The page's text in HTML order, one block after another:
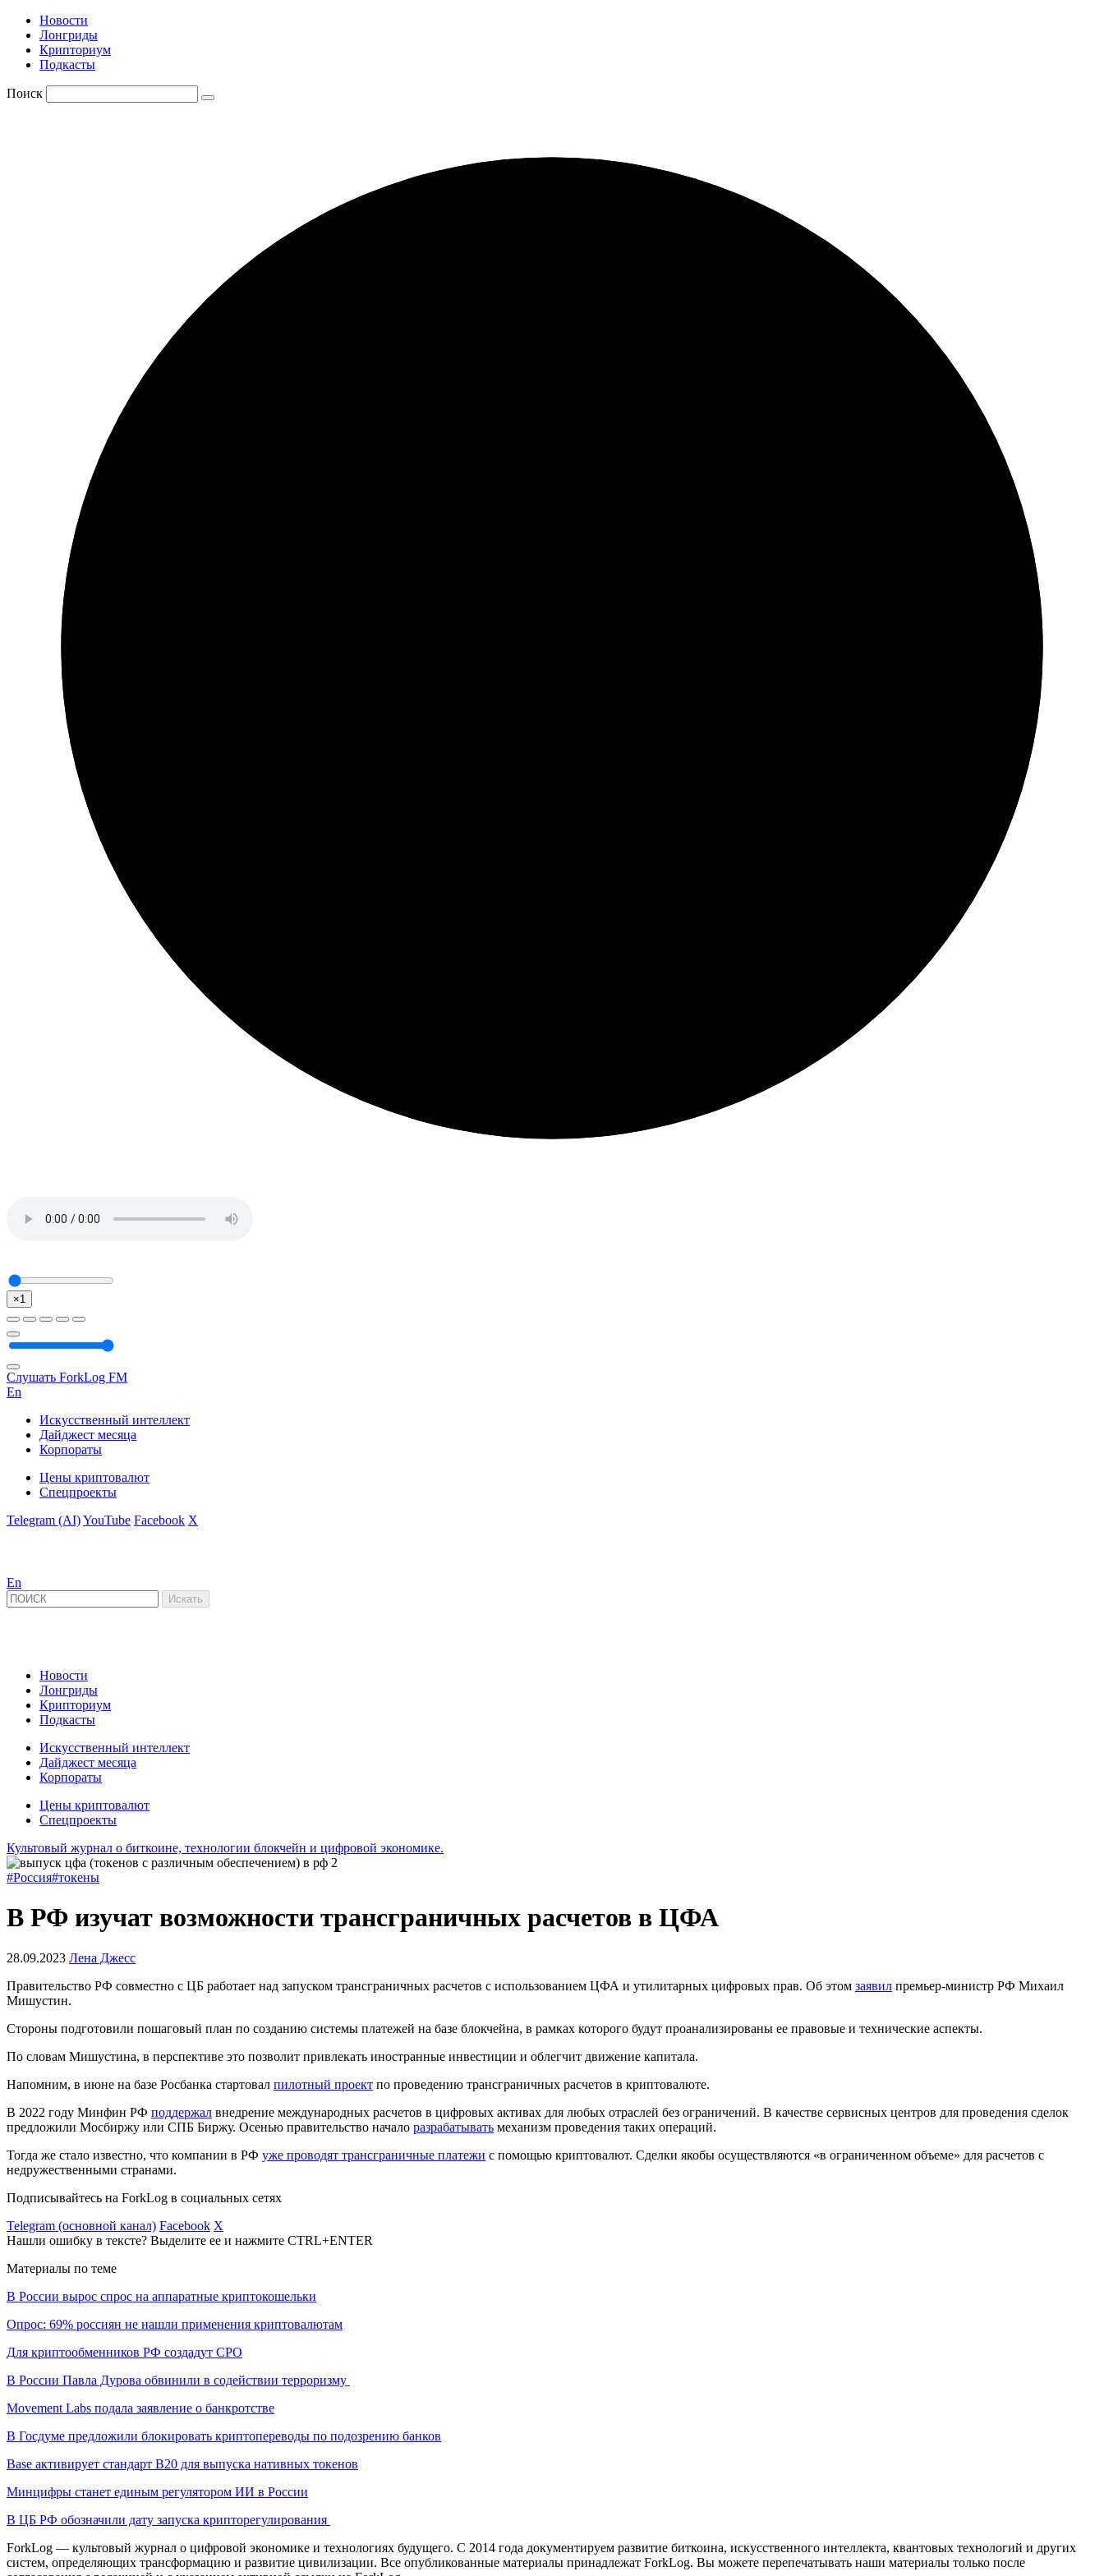
Новости
Лонгриды
Крипториум
Подкасты
Поиск
×1
Слушать ForkLog FM
En
Искусственный интеллект
Дайджест месяца
Корпораты
Цены криптовалют
Спецпроекты
Telegram (AI)YouTube Facebook X
En
Новости
Лонгриды
Крипториум
Подкасты
Искусственный интеллект
Дайджест месяца
Корпораты
Цены криптовалют
Спецпроекты
Культовый журнал о биткоине, технологии блокчейн и цифровой экономике.
#Россия#токены
В РФ изучат возможности трансграничных расчетов в ЦФА
28.09.2023 Лена Джесс
Правительство РФ совместно с ЦБ работает над запуском трансграничных расчетов с использованием ЦФА и утилитарных цифровых прав. Об этом заявил премьер-министр РФ Михаил
Мишустин.
Стороны подготовили пошаговый план по созданию системы платежей на базе блокчейна, в рамках которого будут проанализированы ее правовые и технические аспекты.
По словам Мишустина, в перспективе это позволит привлекать иностранные инвестиции и облегчит движение капитала.
Напомним, в июне на базе Росбанка стартовал пилотный проект по проведению трансграничных расчетов в криптовалюте.
В 2022 году Минфин РФ поддержал внедрение международных расчетов в цифровых активах для любых отраслей без ограничений. В качестве сервисных центров для проведения сделок
предложили Мосбиржу или СПБ Биржу. Осенью правительство начало разрабатывать механизм проведения таких операций.
Тогда же стало известно, что компании в РФ уже проводят трансграничные платежи с помощью криптовалют. Сделки якобы осуществляются «в ограниченном объеме» для расчетов с
недружественными странами.
Подписывайтесь на ForkLog в социальных сетях
Telegram (основной канал) Facebook X
Нашли ошибку в тексте? Выделите ее и нажмите CTRL+ENTER
Материалы по теме
В России вырос спрос на аппаратные криптокошельки
Опрос: 69% россиян не нашли применения криптовалютам
Для криптообменников РФ создадут СРО
В России Павла Дурова обвинили в содействии терроризму
Movement Labs подала заявление о банкротстве
В Госдуме предложили блокировать криптопереводы по подозрению банков
Base активирует стандарт B20 для выпуска нативных токенов
Минцифры станет единым регулятором ИИ в России
В ЦБ РФ обозначили дату запуска крипторегулирования
ForkLog — культовый журнал о цифровой экономике и технологиях будущего. С 2014 года документируем развитие биткоина, искусственного интеллекта, квантовых технологий и других
систем, определяющих трансформацию и развитие цивилизации. Все опубликованные материалы принадлежат ForkLog. Вы можете перепечатывать наши материалы только после